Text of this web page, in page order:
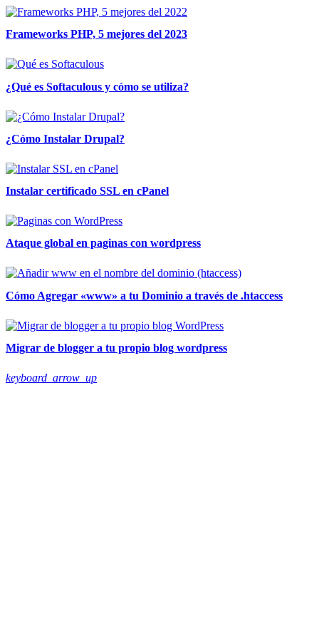
Frameworks PHP, 5 mejores del 2023
¿Qué es Softaculous y cómo se utiliza?
¿Cómo Instalar Drupal?
Instalar certificado SSL en cPanel
Ataque global en paginas con wordpress
Cómo Agregar «www» a tu Dominio a través de .htaccess
Migrar de blogger a tu propio blog wordpress
keyboard_arrow_up